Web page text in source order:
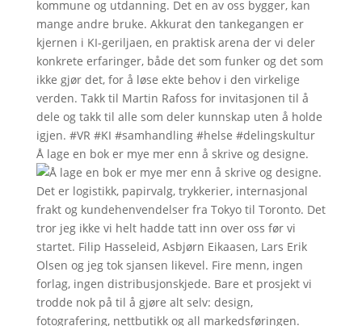
Å lage en bok er mye mer enn å skrive og designe.